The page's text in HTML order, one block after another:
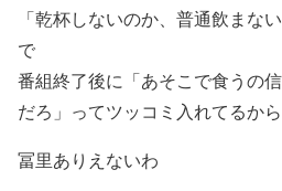
「乾杯しないのか、普通飲まな
で
番組終了後に「あそこで食うの
だろ」ってツッコミ入れてるか
冨里ありえないわ